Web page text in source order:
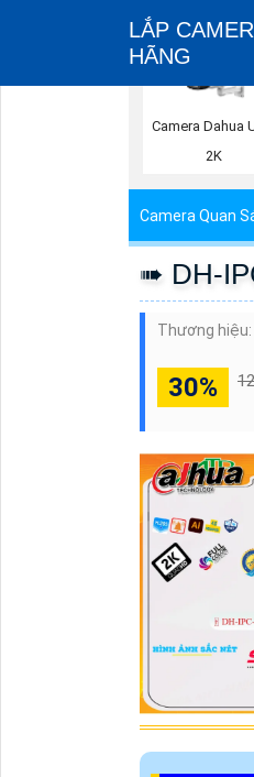
LẮP
HÃNG
Camera Dahua
2K
Camera Quan
➠ DH-
Thương hiệu:
30%